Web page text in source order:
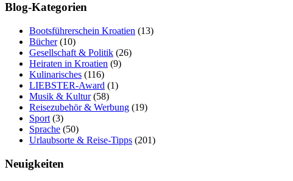
Blog-Kategorien
Bootsführerschein Kroatien (13)
Bücher(10)
Gesellschaft & Politik (26)
Heiraten in Kroatien (9)
Kulinarisches (116)
LIEBSTER-Award (1)
Musik & Kultur(58)
Reisezubehör & Werbung (19)
Sport (3)
Sprache (50)
Urlaubsorte & Reise-Tipps (201)
Neuigkeiten